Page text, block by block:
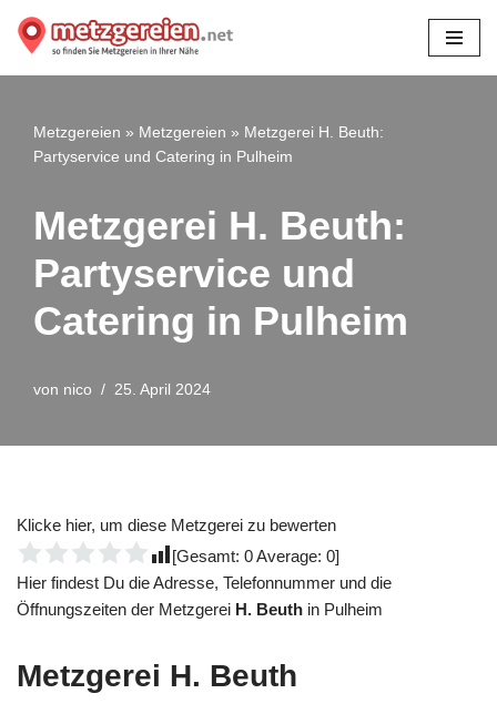
Zum
Metzgereien » Metzgereien » Metzgerei H. Beuth:
Partyservice und Catering in Pulheim
Metzgerei H. Beuth:
Partyservice und
Catering in Pulheim
von nico 25. April 2024
Klicke hier, um diese Metzgerei zu bewerten
[Gesamt: 0Average: 0]
Hier findest Du die Adresse, Telefonnummer und die
Öffnungszeiten der Metzgerei H. Beuth in Pulheim
Metzgerei H. Beuth